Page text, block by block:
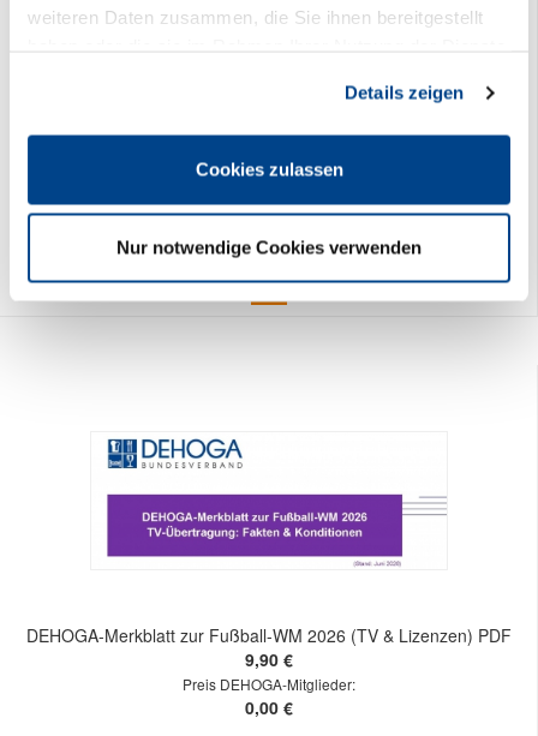
weiteren Daten zusammen, die Sie ihnen bereitgestellt
Cookies, wenn Sie unsere Webseite weiterhin nutzen.
Details zeigen
Cookies zulassen
Nur notwendige Cookies verwenden
DEHOGA Praxis-Leitfaden Honig, Marmelade Fruchtsäfte & Co.
24,90 €
Preis DEHOGA-Mitglieder:
DEHOGA-Merkblatt zur Fußball-WM 2026 (TV & Lizenzen) PDF
9,90 €
Preis DEHOGA-Mitglieder:
0,00 €